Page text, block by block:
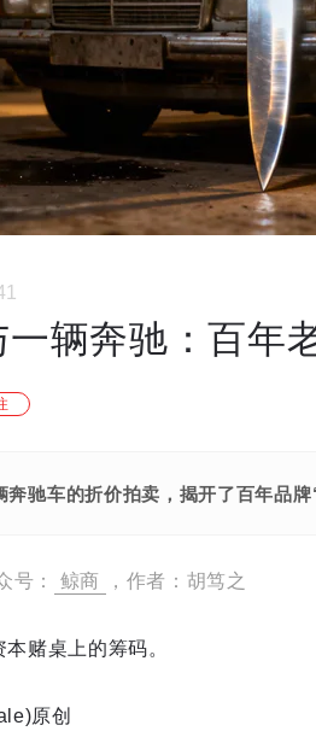
辆奔驰：百年
奔驰车的折价拍卖，揭开了百年品
号： 鲸商 ，作者：胡笃之
本赌桌上的筹码。
原创